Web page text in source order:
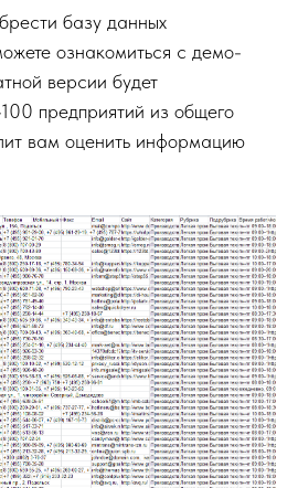
базу данных
ознакомиться с демо-
версии будет
предприятий из общего
вам оценить информацию